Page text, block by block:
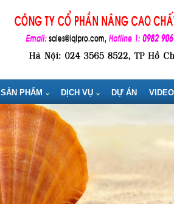
SẢN PHẨM DỊCH VỤ DỰ ÁN VIDEO